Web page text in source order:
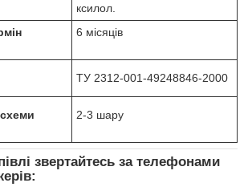
ксилол.
6 місяців
ТУ 2312-001-49248846-2000
2-3 шару
звертайтесь за телефонами